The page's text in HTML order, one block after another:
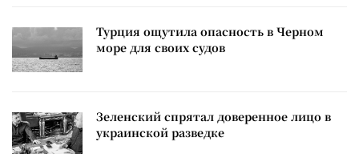
Турция ощутила опасность в Черном
море для своих судов
Зеленский спрятал доверенное лицо в
украинской разведке